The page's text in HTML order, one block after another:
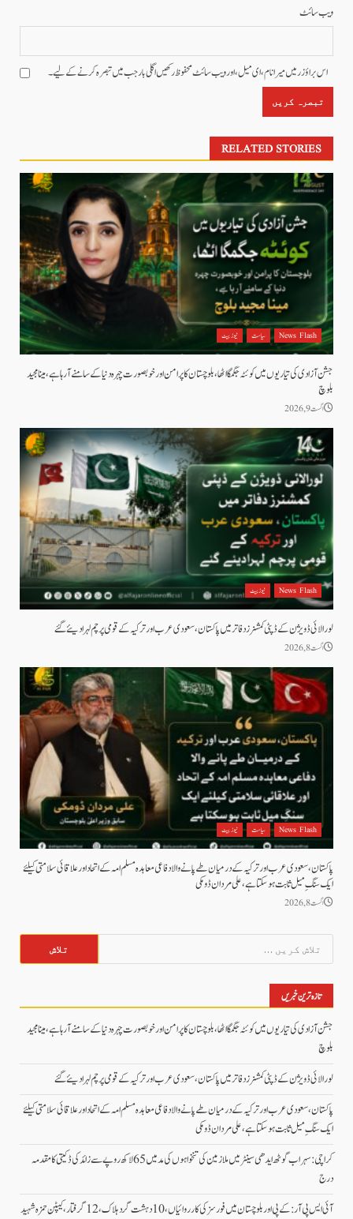
ویب‌ سائٹ
اس براؤزر میں میرا نام، ای میل، اور ویب سائٹ محفوظ رکھیں اگلی بار جب میں تبصرہ کرنے کےلیے۔
RELATED STORIES
News Flash سیاست نیوز بیٹ
جشن آزادی کی تیاریوں میں کوئٹہ جگمگا اٹھا، بلوچستان کا پرامن اور خوبصورت چہرہ دنیا کے سامنے آ رہا ہے، مینا مجید
بلوچ
اگست 9, 2026
News Flash نیوز بیٹ
لورالائی ڈویژن کے ڈپٹی کمشنرز دفاتر میں پاکستان، سعودی عرب اور ترکیہ کے قومی پرچم لہرا دیئے گئے
اگست 8, 2026
News Flash سیاست نیوز بیٹ
پاکستان، سعودی عرب اور ترکیہ کے درمیان طے پانے والا دفاعی معاہدہ مسلم امہ کے اتحاد اور علاقائی سلامتی کیلئے
ایک سنگِ میل ثابت ہو سکتا ہے، علی مردان ڈومکی
اگست 8, 2026
کریں
برائے:
تازہ ترین خبریں
جشن آزادی کی تیاریوں میں کوئٹہ جگمگا اٹھا، بلوچستان کا پرامن اور خوبصورت چہرہ دنیا کے سامنے آ رہا ہے، مینا مجید
بلوچ
لورالائی ڈویژن کے ڈپٹی کمشنرز دفاتر میں پاکستان، سعودی عرب اور ترکیہ کے قومی پرچم لہرا دیئے گئے
پاکستان، سعودی عرب اور ترکیہ کے درمیان طے پانے والا دفاعی معاہدہ مسلم امہ کے اتحاد اور علاقائی سلامتی کیلئے
ایک سنگِ میل ثابت ہو سکتا ہے، علی مردان ڈومکی
کراچی: سہراب گوٹھ ایدھی سینٹر میں ملازمین کی تنخواہوں کی مد میں 65 لاکھ روپے سے زائد کی ڈکیتی کا مقدمہ
درج
آئی ایس پی آر: کے پی اور بلوچستان میں فورسز کی کارروائیاں، 10 دہشت گرد ہلاک، 12 گرفتار، کیپٹن حمزہ شہید